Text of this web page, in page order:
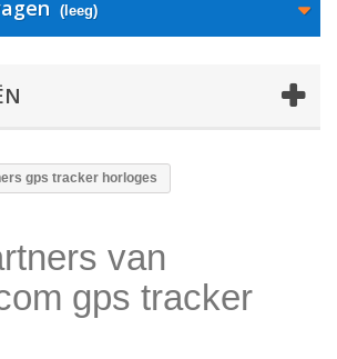
(leeg)
gps tracker horloges
van
gps tracker